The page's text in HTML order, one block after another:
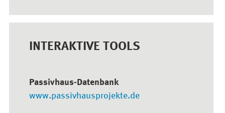
INTERAKTIVE TOOLS
Passivhaus-Datenbank
www.passivhausprojekte.de